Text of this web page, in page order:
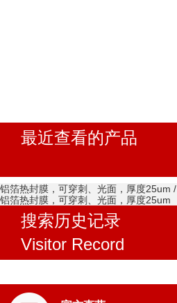
最近查看的产品
铝箔热封膜，可穿刺、光面，厚度25um /
铝箔热封膜，可穿刺、光面，厚度25um
搜索历史记录
Visitor Record